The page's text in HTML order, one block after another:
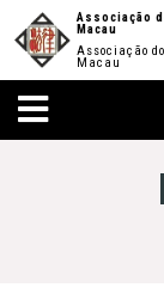
Associação
Macau
Associação
Macau